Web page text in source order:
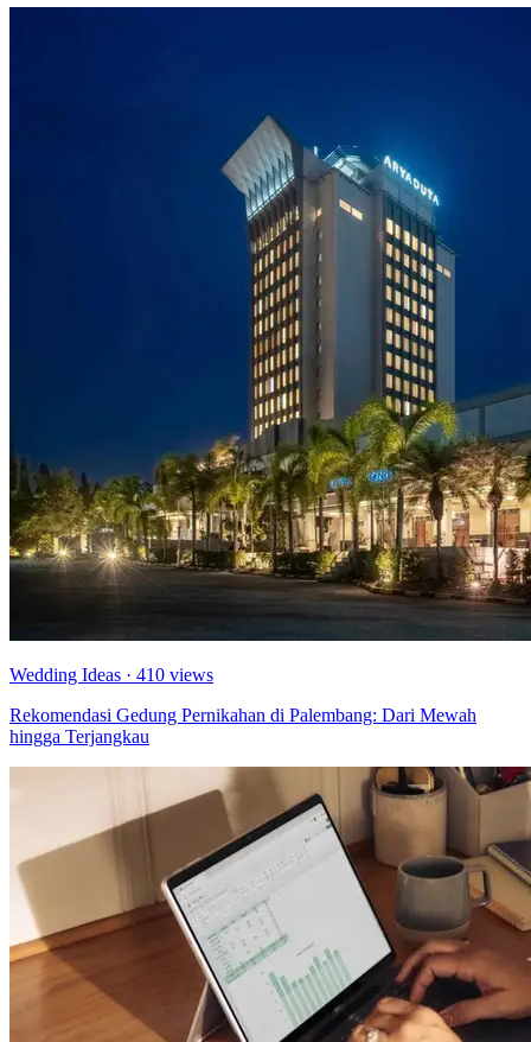
Wedding Ideas · 410 views
Rekomendasi Gedung Pernikahan di Palembang: Dari Mewah
hingga Terjangkau